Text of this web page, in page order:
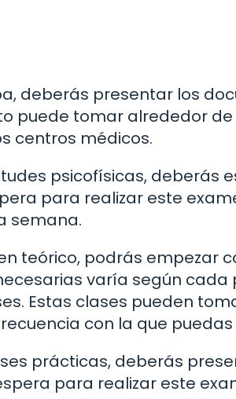
deberás presentar los
puede tomar alrededor
centros médicos.
psicofísicas, deberás
para realizar este
semana.
teórico, podrás empezar
varía según cada
Estas clases pueden
con la que puedas
prácticas, deberás
para realizar este